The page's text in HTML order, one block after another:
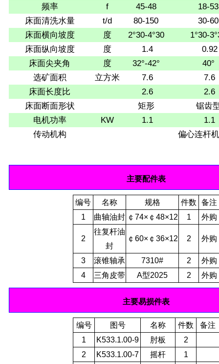
频率
f 45-48
18-53
床面清洗水量
t/d 80-150
30-60
床面横向坡度
度 2°30-4°30
1°30-
床面纵向坡度
度 1.4
0.92
床面尖夹角
度 32°-42°
40°
选矿面积
立方米 7.6
7.6
床面长度比
2.6
2.6
床面断面形状
矩形
锯齿
电机功率
KW 1.1
1.1
传动机构
偏心连杆
主要配件表
编号 名称 规格 件数
备注
1
曲轴油封 ￠74×￠48×12 1 外购
2
往复杆油
封
￠60×￠36×12 2 外购
3 滚锥轴承 7310# 2
外购
4
三角皮带 A型2025 2 外购
主要易损件表
编号 图号 名称 件数
备注
1
K533.1.00-9 肘板
2
2
K533.1.00-7 摇杆
1